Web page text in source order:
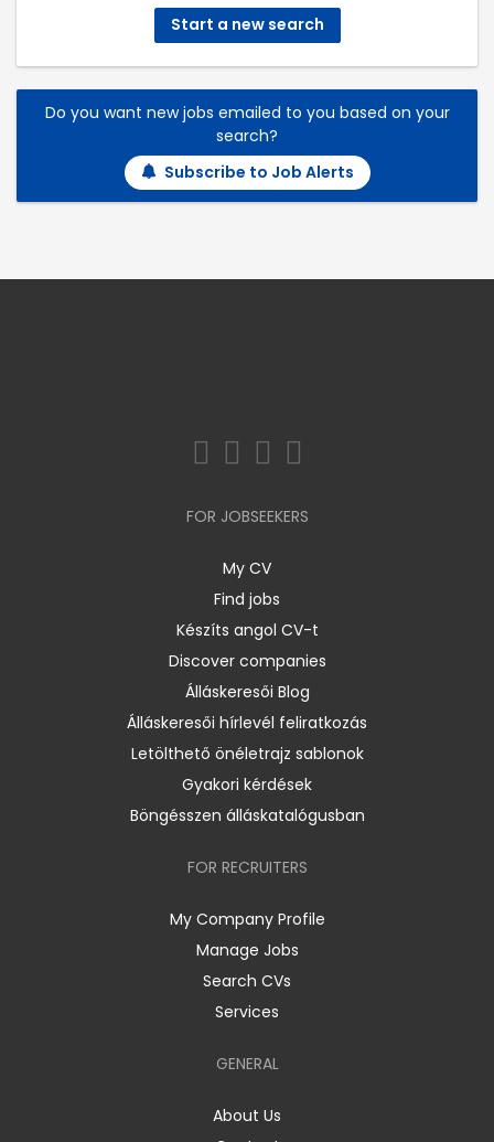
Start a new search
Do you want new jobs emailed to you based on your
search?
Subscribe to Job Alerts
FOR JOBSEEKERS
My CV
Find jobs
Készíts angol CV-t
Discover companies
Álláskeresői Blog
Álláskeresői hírlevél feliratkozás
Letölthető önéletrajz sablonok
Gyakori kérdések
Böngésszen álláskatalógusban
FOR RECRUITERS
My Company Profile
Manage Jobs
Search CVs
Services
GENERAL
About Us